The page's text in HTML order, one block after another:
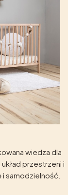
wiedza dla
przestrzeni i
samodzielność.